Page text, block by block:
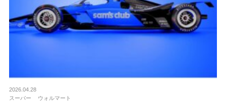
2026.04.28
スーパー
ウォルマート